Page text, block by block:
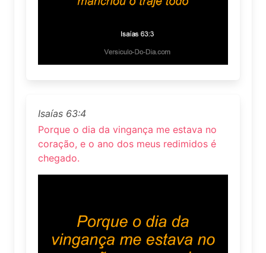
Isaías 63:4
Porque o dia da vingança me estava no
coração, e o ano dos meus redimidos é
chegado.